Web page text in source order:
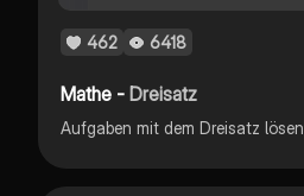
462 6418
Mathe -Dreisatz
Aufgaben mit dem Dreisatz lösen